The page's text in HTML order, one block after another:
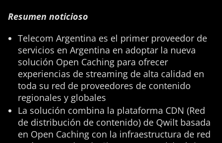
Resumen noticioso
Telecom Argentina es el primer proveedor de
servicios en Argentina en adoptar la nueva
solución Open Caching para ofrecer
experiencias de streaming de alta calidad en
toda su red de proveedores de contenido
regionales y globales
La solución combina la plataforma CDN (Red
de distribución de contenido) de Qwilt basada
en Open Caching con la infraestructura de red